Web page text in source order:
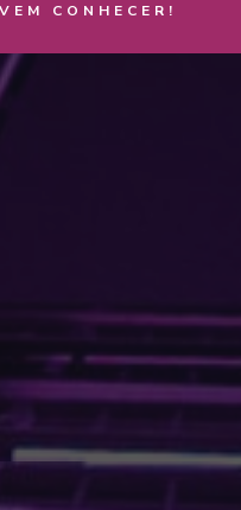
VEM CONHECER!